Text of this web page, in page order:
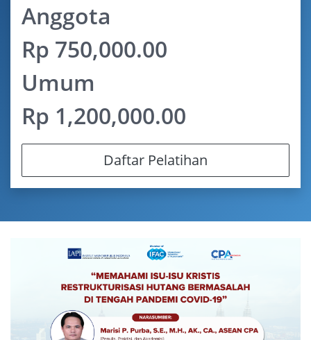
Anggota
Rp 750,000.00
Umum
Rp 1,200,000.00
Daftar Pelatihan